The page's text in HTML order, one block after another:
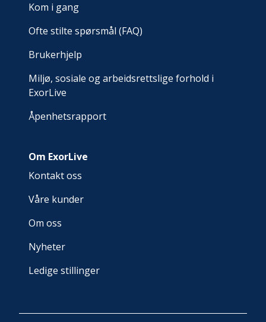
Kom i gang
Ofte stilte spørsmål (FAQ)
Brukerhjelp
Miljø, sosiale og arbeidsrettslige forhold i
ExorLive
Åpenhetsrapport
Om ExorLive
Kontakt oss
Våre kunder
Om oss
Nyheter
Ledige stillinger